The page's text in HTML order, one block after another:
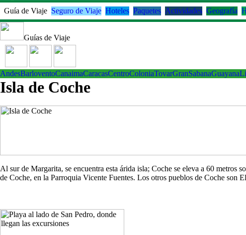
Guía de Viaje Seguro de Viaje Hoteles Paquetes Actividades Geografía
Guías de Viaje
AndesBarloventoCanaimaCaracasCentroColoniaTovarGranSabanaGuayana
Isla de Coche
Al sur de Margarita, se encuentra esta árida isla; Coche se eleva a 60
de Coche, en la Parroquia Vicente Fuentes. Los otros pueblos de Coche